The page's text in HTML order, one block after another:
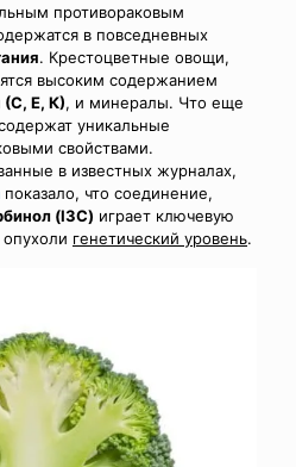
противораковым
в повседневных
. Крестоцветные овощи,
высоким содержанием
Е, К), и минералы. Что еще
уникальные
свойствами.
в известных журналах,
показало, что соединение,
(I3C) играет ключевую
генетический уровень.